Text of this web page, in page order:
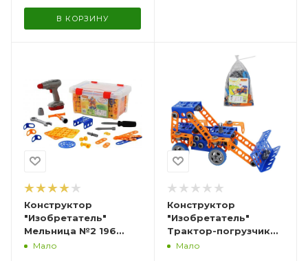
В КОРЗИНУ
Конструктор
"Изобретатель"
Мельница №2 196
элементов
Мало
Конструктор
"Изобретатель"
Трактор-погрузчик
№1 141 элемент
Мало